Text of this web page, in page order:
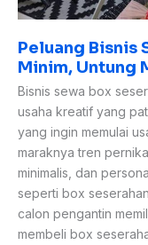
Peluang Bisnis
Minim, Untung
Bisnis sewa box
usaha kreatif yang
yang ingin memulai
maraknya tren
minimalis, dan
seperti box
calon pengantin
membeli box